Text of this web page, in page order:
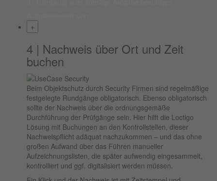
+
4 | Nachweis über Ort und Zeit
buchen
Beim Objektschutz durch Security Firmen sind regelmäßige
festgelegte Rundgänge obligatorisch. Ebenso obligatorisch
sollte der Nachweis über die ordnungsgemäße
Durchführung der Prüfgänge sein. Hier hilft die Loctigo
Lösung mit Buchungen an den Kontrollstellen, dieser
Nachweispflicht adäquat nachzukommen – und das ohne
großen Aufwand über das Führen manueller
Aufzeichnungslisten, die später aufwendig eingesammelt,
kontrolliert und ggf. digitalisiert werden müssen.